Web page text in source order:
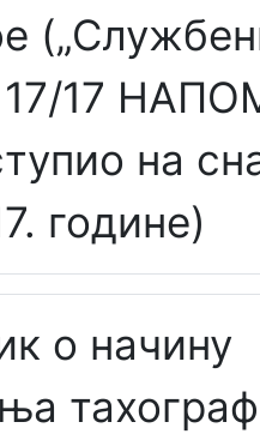
17/17
на
године)
о начину